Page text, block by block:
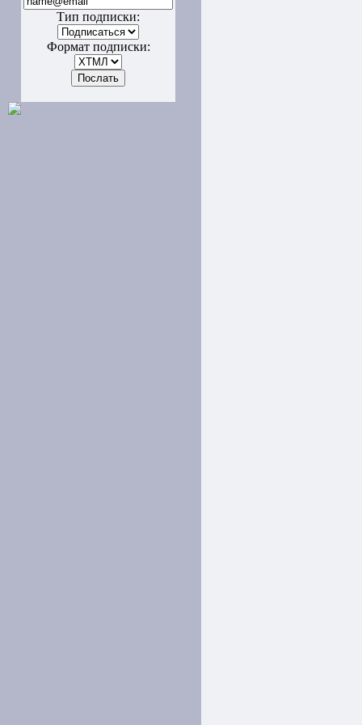
Тип подписки:
Формат подписки: